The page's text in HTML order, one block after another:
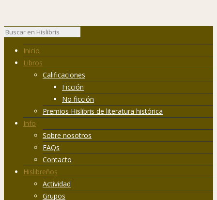
Inicio
Libros
Calificaciones
Ficción
No ficción
Premios Hislibris de literatura histórica
Info
Sobre nosotros
FAQs
Contacto
Hislibreños
Actividad
Grupos